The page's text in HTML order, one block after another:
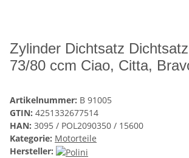
Zylinder Dichtsatz
73/80 ccm Ciao, Citta,
Artikelnummer: B 91005
GTIN: 4251332677514
HAN: 3095 / POL2090350 / 15600
Kategorie: Motorteile
Hersteller: